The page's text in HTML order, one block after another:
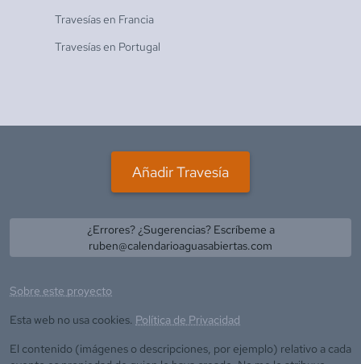
Travesías en Francia
Travesías en Portugal
Añadir Travesía
¿Errores? ¿Sugerencias? Escríbeme a
ruben@calendarioaguasabiertas.com
Sobre este proyecto
Esta web no usa cookies. Política de Privacidad
El contenido (imágenes o descripciones, por ejemplo) relativo a cada